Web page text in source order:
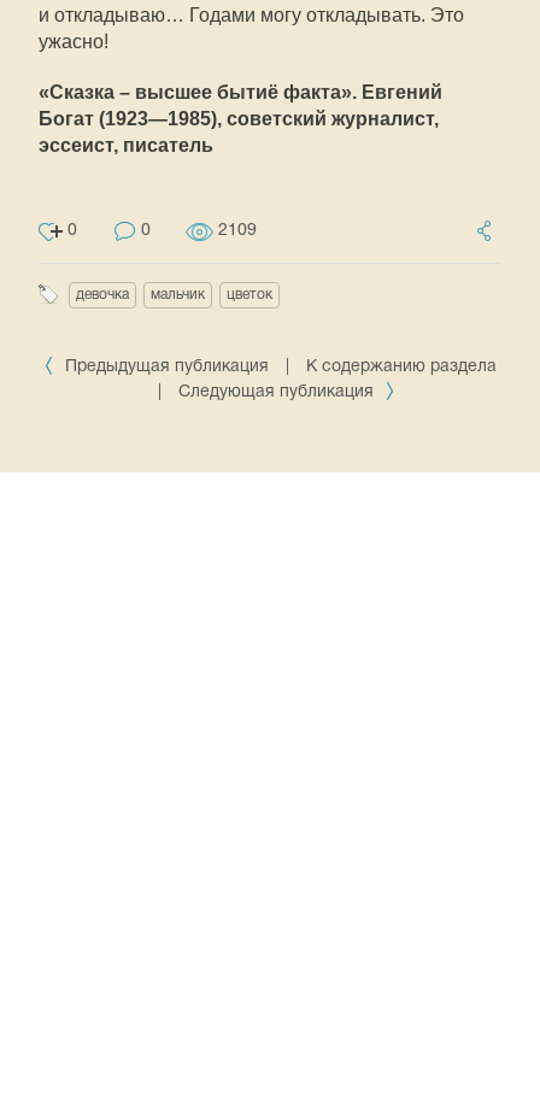
и откладываю… Годами могу откладывать. Это
ужасно!
«Сказка – высшее бытиё факта». Евгений
Богат (1923—1985), советский журналист,
эссеист, писатель
0 0 2109
девочка мальчик цветок
Предыдущая публикация
К содержанию раздела
Следующая публикация